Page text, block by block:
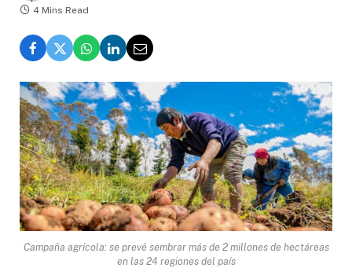
4 Mins Read
Campaña agrícola: se prevé sembrar más de 2 millones de hectáreas
en las 24 regiones del país